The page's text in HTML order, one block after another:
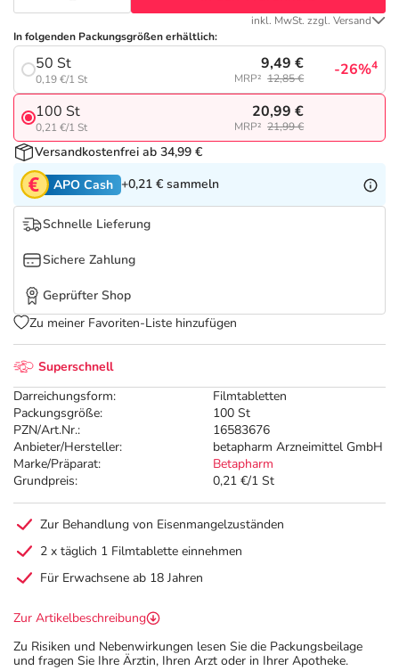
Tierapotheke
Vitamine & Mineralstoffe
Marken
Salus Deals
Superschnell
Darreichungsform:
Filmtabletten
Packungsgröße:
100 St
PZN/Art.Nr.:
16583676
Anbieter/Hersteller:
betapharm Arzneimittel GmbH
Marke/Präparat:
Betapharm
Grundpreis:
0,21 €/1 St
inkl. MwSt. zzgl. Versand
In folgenden Packungsgrößen erhältlich:
50 St
0,19 €/1 St
9,49 €
MRP² 12,85 € -26%4
100 St
0,21 €/1 St
20,99 €
MRP² 21,99 €
Versandkostenfrei ab 34,99 €
APO Cash +0,21 € sammeln
Schnelle Lieferung
Sichere Zahlung
Geprüfter Shop
Zu meiner Favoriten-Liste hinzufügen
Zur Behandlung von Eisenmangelzuständen
2 x täglich 1 Filmtablette einnehmen
Für Erwachsene ab 18 Jahren
Zur Artikelbeschreibung
Zu Risiken und Nebenwirkungen lesen Sie die Packungsbeilage
und fragen Sie Ihre Ärztin, Ihren Arzt oder in Ihrer Apotheke.